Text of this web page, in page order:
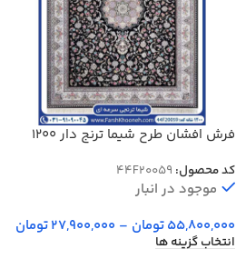
فرش افشان طرح شیما ترنج دار 1200
کد محصول: 44F20059
موجود در انبار
55,800,000تومان –
27,900,000تومان
انتخاب گزینه ها